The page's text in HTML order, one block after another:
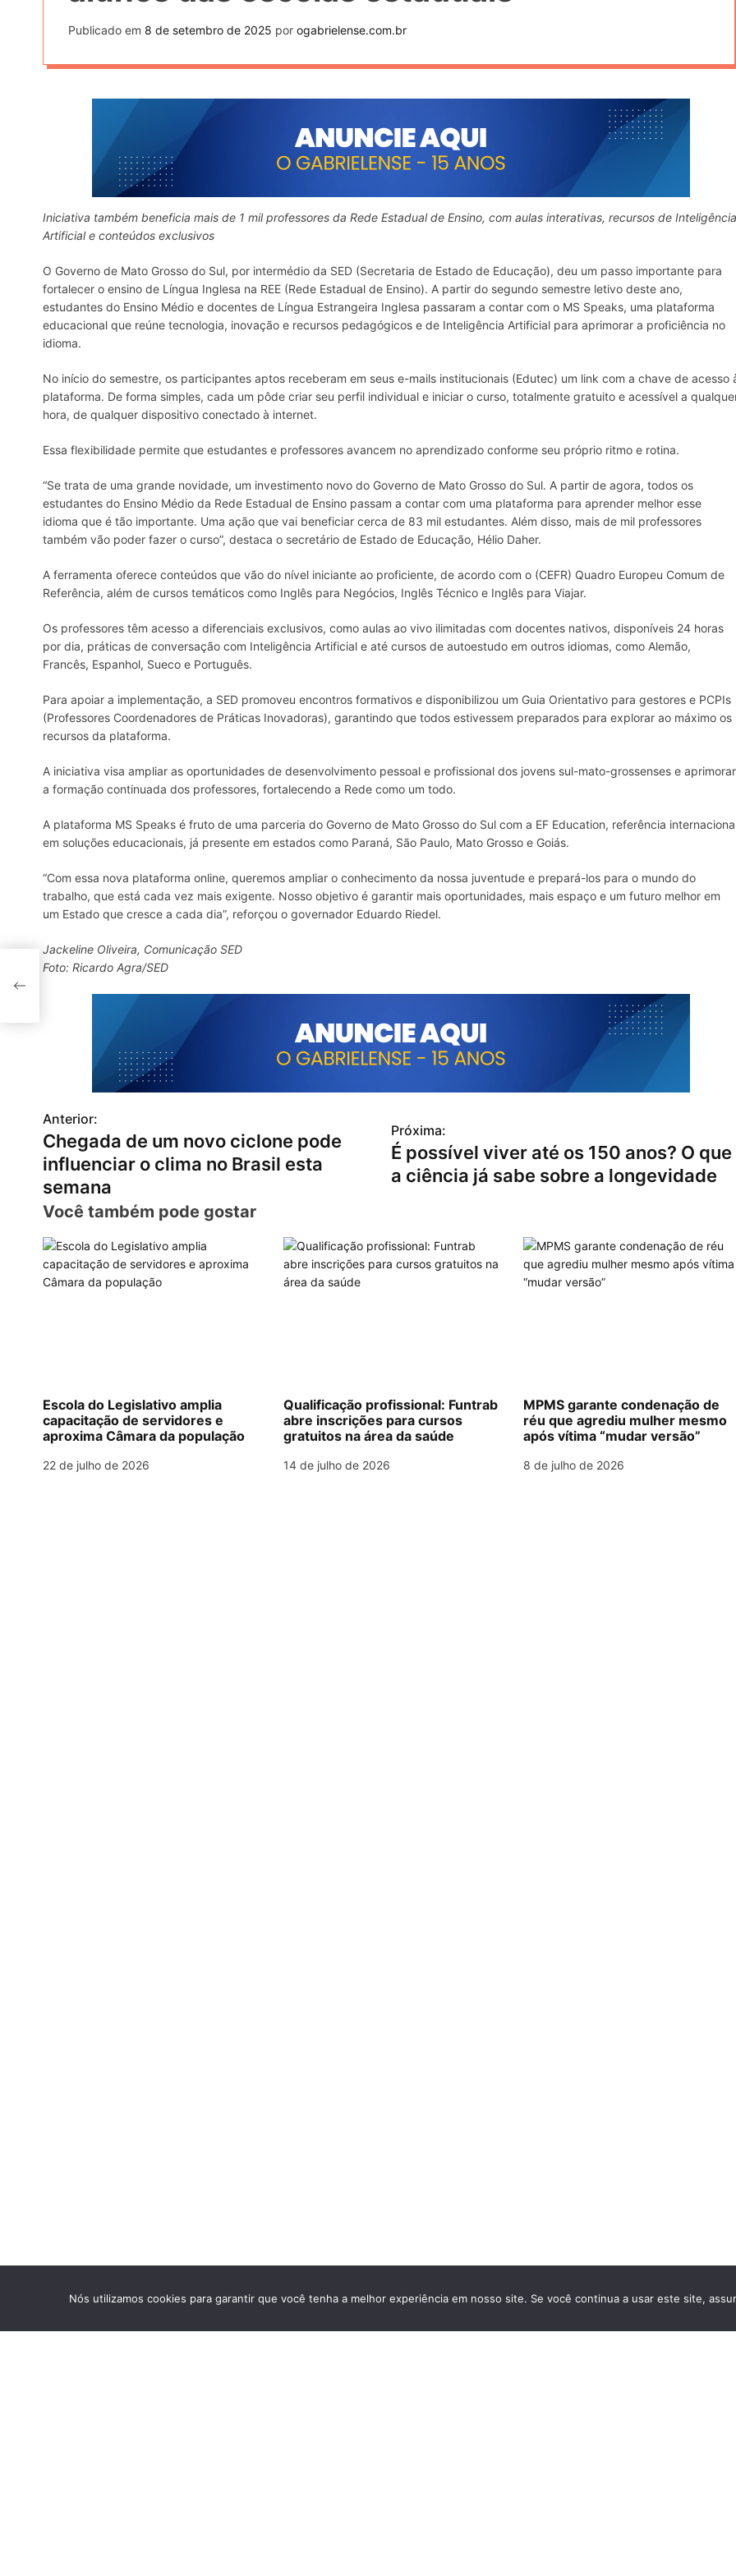
Publicado em 8 de setembro de 2025 por ogabrielense.com.br
Iniciativa também beneficia mais de 1 mil professores da Rede Estadual de Ensino, com aulas interativas, recursos de Inteligência
Artificial e conteúdos exclusivos
O Governo de Mato Grosso do Sul, por intermédio da SED (Secretaria de Estado de Educação), deu um passo importante para
fortalecer o ensino de Língua Inglesa na REE (Rede Estadual de Ensino). A partir do segundo semestre letivo deste ano,
estudantes do Ensino Médio e docentes de Língua Estrangeira Inglesa passaram a contar com o MS Speaks, uma plataforma
educacional que reúne tecnologia, inovação e recursos pedagógicos e de Inteligência Artificial para aprimorar a proficiência no
idioma.
No início do semestre, os participantes aptos receberam em seus e-mails institucionais (Edutec) um link com a chave de acesso
plataforma. De forma simples, cada um pôde criar seu perfil individual e iniciar o curso, totalmente gratuito e acessível a
hora, de qualquer dispositivo conectado à internet.
Essa flexibilidade permite que estudantes e professores avancem no aprendizado conforme seu próprio ritmo e rotina.
“Se trata de uma grande novidade, um investimento novo do Governo de Mato Grosso do Sul. A partir de agora, todos os
estudantes do Ensino Médio da Rede Estadual de Ensino passam a contar com uma plataforma para aprender melhor esse
idioma que é tão importante. Uma ação que vai beneficiar cerca de 83 mil estudantes. Além disso, mais de mil professores
também vão poder fazer o curso”, destaca o secretário de Estado de Educação, Hélio Daher.
A ferramenta oferece conteúdos que vão do nível iniciante ao proficiente, de acordo com o (CEFR) Quadro Europeu Comum de
Referência, além de cursos temáticos como Inglês para Negócios, Inglês Técnico e Inglês para Viajar.
Os professores têm acesso a diferenciais exclusivos, como aulas ao vivo ilimitadas com docentes nativos, disponíveis 24 horas
por dia, práticas de conversação com Inteligência Artificial e até cursos de autoestudo em outros idiomas, como Alemão,
Francês, Espanhol, Sueco e Português.
Para apoiar a implementação, a SED promoveu encontros formativos e disponibilizou um Guia Orientativo para gestores e PCPIs
(Professores Coordenadores de Práticas Inovadoras), garantindo que todos estivessem preparados para explorar ao máximo os
recursos da plataforma.
A iniciativa visa ampliar as oportunidades de desenvolvimento pessoal e profissional dos jovens sul-mato-grossenses e aprimorar
a formação continuada dos professores, fortalecendo a Rede como um todo.
A plataforma MS Speaks é fruto de uma parceria do Governo de Mato Grosso do Sul com a EF Education, referência
em soluções educacionais, já presente em estados como Paraná, São Paulo, Mato Grosso e Goiás.
“Com essa nova plataforma online, queremos ampliar o conhecimento da nossa juventude e prepará-los para o mundo do
trabalho, que está cada vez mais exigente. Nosso objetivo é garantir mais oportunidades, mais espaço e um futuro melhor em
um Estado que cresce a cada dia”, reforçou o governador Eduardo Riedel.
Jackeline Oliveira, Comunicação SED
Foto: Ricardo Agra/SED
N
a
v
e
g
a
d
e
P
Anterior:
Chegada de um novo ciclone pode
influenciar o clima no Brasil esta
semana
Próxima:
É possível viver até os 150 anos? O que
a ciência já sabe sobre a longevidade
Você também pode gostar
Escola do Legislativo amplia
capacitação de servidores e
aproxima Câmara da população
22 de julho de 2026
Qualificação profissional: Funtrab
abre inscrições para cursos
gratuitos na área da saúde
14 de julho de 2026
MPMS garante condenação de
réu que agrediu mulher mesmo
após vítima “mudar versão”
8 de julho de 2026
Nós utilizamos cookies para garantir que você tenha a melhor experiência em nosso site. Se você continua a usar este site,